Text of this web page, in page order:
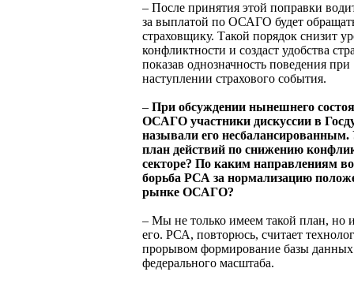
– После принятия этой поправки
за выплатой по ОСАГО будет
страховщику. Такой порядок снизит
конфликтности и создаст удобства
показав однозначность поведения при
наступлении страхового события.
– При обсуждении нынешнего
ОСАГО участники дискуссии в
называли его несбалансированным.
план действий по снижению
секторе? По каким направлениям
борьба РСА за нормализацию
рынке ОСАГО?
– Мы не только имеем такой план, но
его. РСА, повторюсь, считает
прорывом формирование базы данных
федерального масштаба.